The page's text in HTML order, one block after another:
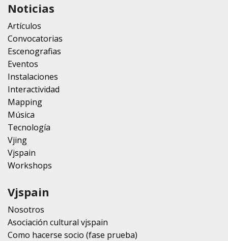
Noticias
Artículos
Convocatorias
Escenografias
Eventos
Instalaciones
Interactividad
Mapping
Música
Tecnología
Vjing
Vjspain
Workshops
Vjspain
Nosotros
Asociación cultural vjspain
Como hacerse socio (fase prueba)